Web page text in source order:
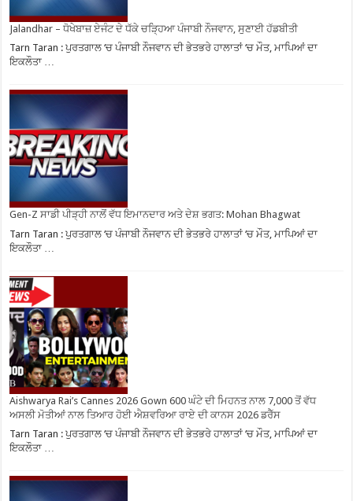
Jalandhar – ਧੋਖੇਬਾਜ਼ ਏਜੰਟ ਦੇ ਧੱਕੇ ਚੜ੍ਹਿਆ ਪੰਜਾਬੀ ਨੌਜਵਾਨ, ਸੁਣਾਈ ਹੱਡਬੀਤੀ
Tarn Taran : ਪੁਰਤਗਾਲ ‘ਚ ਪੰਜਾਬੀ ਨੌਜਵਾਨ ਦੀ ਭੇਤਭਰੇ ਹਾਲਾਤਾਂ ‘ਚ ਮੌਤ, ਮਾਪਿਆਂ ਦਾ
ਇਕਲੌਤਾ …
Gen-Z ਸਾਡੀ ਪੀੜ੍ਹੀ ਨਾਲੋਂ ਵੱਧ ਇਮਾਨਦਾਰ ਅਤੇ ਦੇਸ਼ ਭਗਤ: Mohan Bhagwat
Tarn Taran : ਪੁਰਤਗਾਲ ‘ਚ ਪੰਜਾਬੀ ਨੌਜਵਾਨ ਦੀ ਭੇਤਭਰੇ ਹਾਲਾਤਾਂ ‘ਚ ਮੌਤ, ਮਾਪਿਆਂ ਦਾ
ਇਕਲੌਤਾ …
Aishwarya Rai’s Cannes 2026 Gown 600 ਘੰਟੇ ਦੀ ਮਿਹਨਤ ਨਾਲ 7,000 ਤੋਂ ਵੱਧ
ਅਸਲੀ ਮੋਤੀਆਂ ਨਾਲ ਤਿਆਰ ਹੋਈ ਐਸ਼ਵਰਿਆ ਰਾਏ ਦੀ ਕਾਨਸ 2026 ਡਰੈੱਸ
Tarn Taran : ਪੁਰਤਗਾਲ ‘ਚ ਪੰਜਾਬੀ ਨੌਜਵਾਨ ਦੀ ਭੇਤਭਰੇ ਹਾਲਾਤਾਂ ‘ਚ ਮੌਤ, ਮਾਪਿਆਂ ਦਾ
ਇਕਲੌਤਾ …